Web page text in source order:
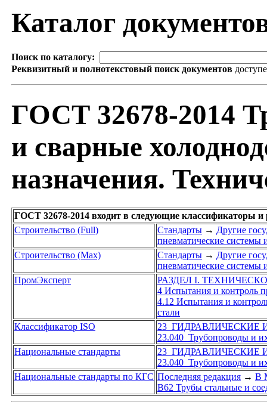
Каталог
Поиск по каталогу:
Реквизитный и полнотекстовый поиск документов
ГОСТ 32678-2014
и сварные
назначения.
ГОСТ 32678-2014 входит в следующие классификаторы и
Строительство (Full)
Стандарты → Другие
пневматические системы
Строительство (Max)
Стандарты → Другие
пневматические системы
ПромЭксперт
РАЗДЕЛ I.
4 Испытания и контроль
4.12 Испытания и
стали
Классификатор ISO
23
23.040 Трубопроводы и
Национальные стандарты
23
23.040 Трубопроводы и
Национальные стандарты по КГС Последняя редакция → В
В62 Трубы стальные и